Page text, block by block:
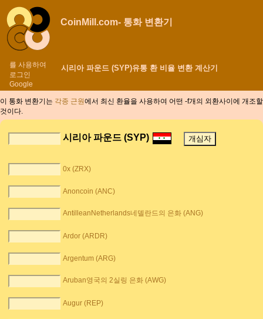
를 사용하여
로그인
Google
CoinMill.com- 통화 변환기
시리아 파운드 (SYP)유통 환 비율 변환 계산기
이 통화 변환기는 각종 근원에서 최신 환율을 사용하여 어떤 -f개의 외환사이에 개조할
것이다.
시리아 파운드 (SYP)
0x (ZRX)
Anoncoin (ANC)
AntilleanNetherlands네델란드의 은화 (ANG)
Ardor (ARDR)
Argentum (ARG)
Aruban영국의 2실링 은화 (AWG)
Augur (REP)